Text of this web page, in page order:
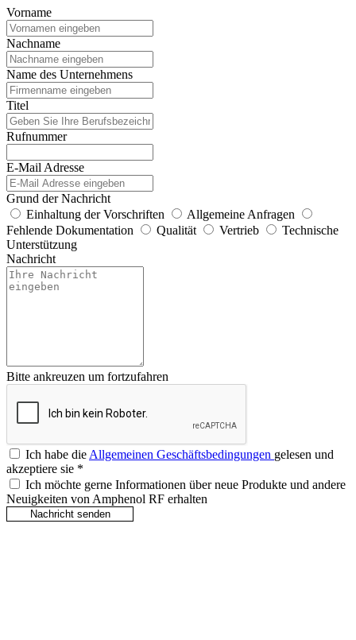
Vorname
Nachname
Name des Unternehmens
Titel
Rufnummer
E-Mail Adresse
Grund der Nachricht
Einhaltung der Vorschriften
Allgemeine Anfragen
Fehlende Dokumentation
Qualität Vertrieb
Technische
Unterstützung
Nachricht
Bitte ankreuzen um fortzufahren
Ich habe dieAllgemeinen Geschäftsbedingungen gelesen und
akzeptiere sie *
Ich möchte gerne Informationen über neue Produkte und andere
Neuigkeiten von Amphenol RF erhalten